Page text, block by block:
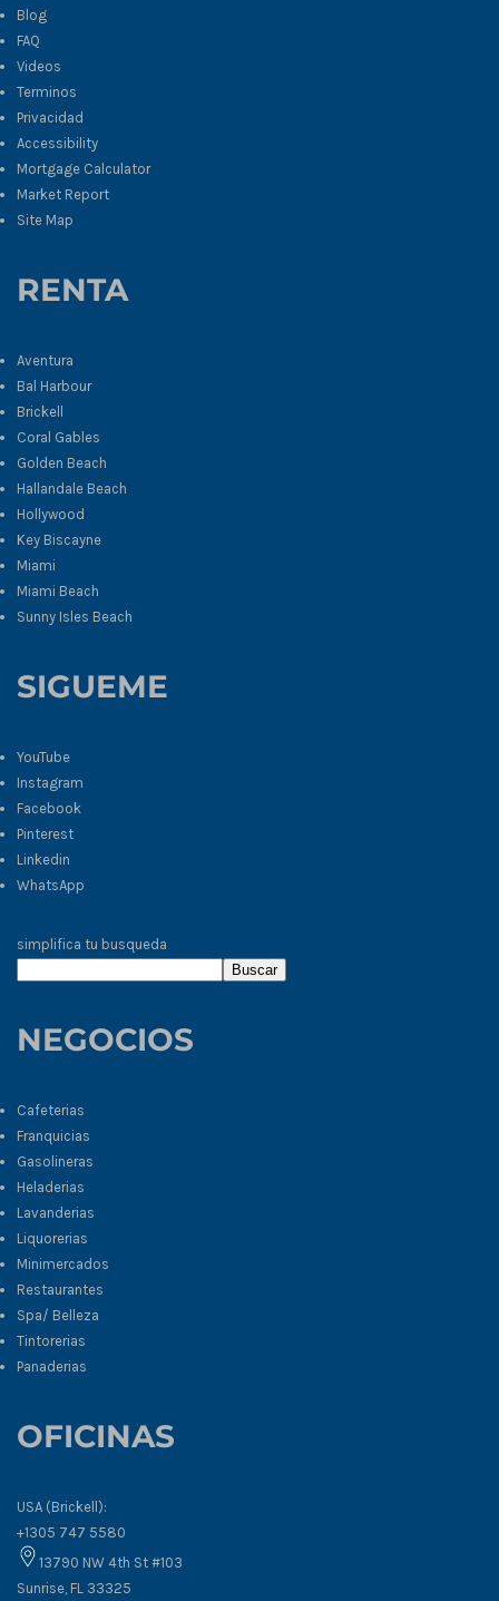
Blog
FAQ
Videos
Terminos
Privacidad
Accessibility
Mortgage Calculator
Market Report
Site Map
RENTA
Aventura
Bal Harbour
Brickell
Coral Gables
Golden Beach
Hallandale Beach
Hollywood
Key Biscayne
Miami
Miami Beach
Sunny Isles Beach
SIGUEME
YouTube
Instagram
Facebook
Pinterest
Linkedin
WhatsApp
simplifica tu busqueda
Buscar
NEGOCIOS
Cafeterias
Franquicias
Gasolineras
Heladerias
Lavanderias
Liquorerias
Minimercados
Restaurantes
Spa/ Belleza
Tintorerias
Panaderias
OFICINAS
USA (Brickell):
+1305 747 5580
13790 NW 4th St #103
Sunrise, FL 33325